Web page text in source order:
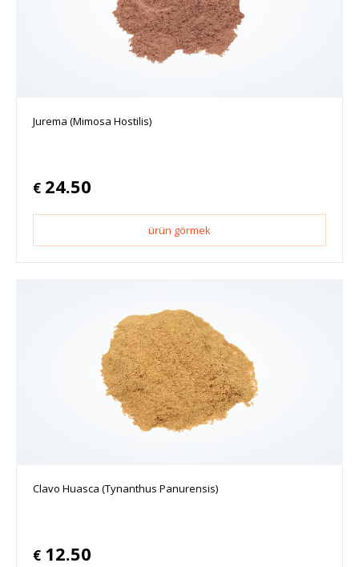
Jurema (Mimosa Hostilis)
€ 24.50
ürün görmek
Clavo Huasca (Tynanthus Panurensis)
€ 12.50